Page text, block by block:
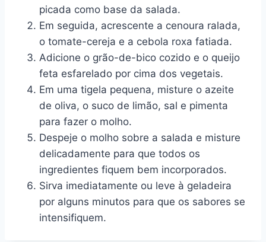
picada como base da salada.
Em seguida, acrescente a cenoura ralada,
o tomate-cereja e a cebola roxa fatiada.
Adicione o grão-de-bico cozido e o queijo
feta esfarelado por cima dos vegetais.
Em uma tigela pequena, misture o azeite
de oliva, o suco de limão, sal e pimenta
para fazer o molho.
Despeje o molho sobre a salada e misture
delicadamente para que todos os
ingredientes fiquem bem incorporados.
Sirva imediatamente ou leve à geladeira
por alguns minutos para que os sabores se
intensifiquem.